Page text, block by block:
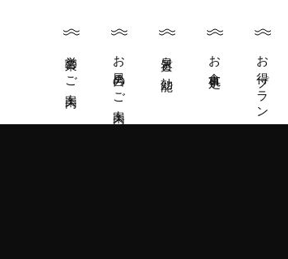
営業のご案内 お風呂のご案内 泉質と効能 お食事処 お得プラン